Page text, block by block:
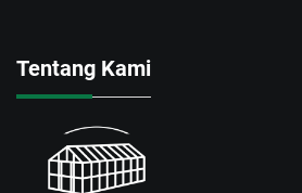
Tentang Kami